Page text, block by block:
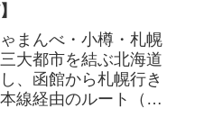
まんべ・小樽・札幌
大都市を結ぶ北海道
、函館から札幌行き
線経由のルート（海